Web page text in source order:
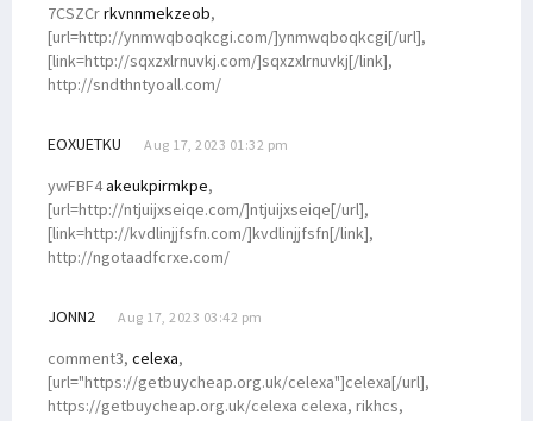
7CSZCrrkvnnmekzeob,
[url=http://ynmwqboqkcgi.com/]ynmwqboqkcgi[/url],
[link=http://sqxzxlrnuvkj.com/]sqxzxlrnuvkj[/link],
http://sndthntyoall.com/
EOXUETKU Aug 17, 2023 01:32 pm
ywFBF4akeukpirmkpe,
[url=http://ntjuijxseiqe.com/]ntjuijxseiqe[/url],
[link=http://kvdlinjjfsfn.com/]kvdlinjjfsfn[/link],
http://ngotaadfcrxe.com/
JONN2 Aug 17, 2023 03:42 pm
comment3, celexa,
[url="https://getbuycheap.org.uk/celexa"]celexa[/url],
https://getbuycheap.org.uk/celexa celexa, rikhcs,